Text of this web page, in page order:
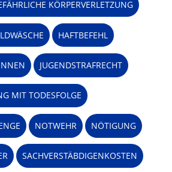
KÖRPERVERLETZUNG
HAFTBEFEHL
JUGENDSTRAFRECHT
MIT TODESFOLGE
NOTWEHR NÖTIGUNG
SACHVERSTÄBDIGENKOSTEN